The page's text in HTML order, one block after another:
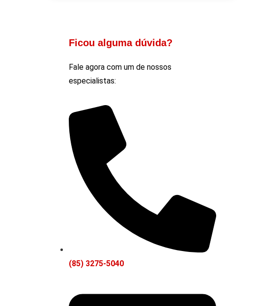
Ficou alguma dúvida?
Fale agora com um de nossos
especialistas:
(85) 3275-5040